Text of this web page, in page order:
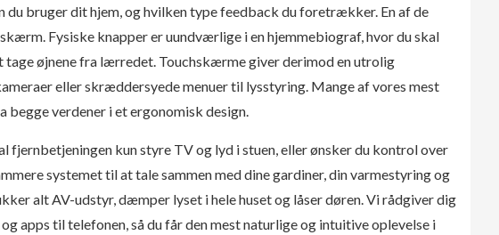
bruger dit hjem, og hvilken type feedback du foretrækker. En af de
Fysiske knapper er uundværlige i en hjemmebiograf, hvor du skal
tage øjnene fra lærredet. Touchskærme giver derimod en utrolig
eller skræddersyede menuer til lysstyring. Mange af vores mest
begge verdener i et ergonomisk design.
fjernbetjeningen kun styre TV og lyd i stuen, eller ønsker du kontrol over
systemet til at tale sammen med dine gardiner, din varmestyring og
alt AV-udstyr, dæmper lyset i hele huset og låser døren. Vi rådgiver dig
apps til telefonen, så du får den mest naturlige og intuitive oplevelse i